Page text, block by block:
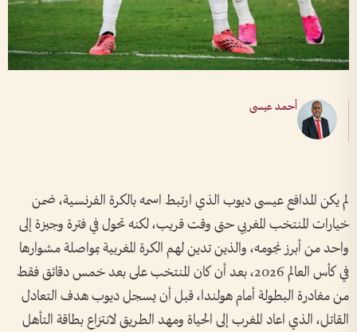
أحمد عيسى
لم يكن المدافع عيسى ديوب الذي ارتبط اسمه بالكرة الفرنسية، ضمن
خيارات المنتخب المغربي حتى وقت قريب، لكنه تحول في فترة وجيزة إلى
واحد من أبرز نجومه، والذين تدين لهم الكرة المغربية بمواصلة مشوارها
في كأس العالم 2026، بعد أن كان المنتخب على بعد خمس دقائق فقط
من مغادرة البطولة أمام هولندا، قبل أن يسجل ديوب هدف التعادل
القاتل، الذي اعاد المغرب إلى الحياة ومهد الطريق لانتزاع بطاقة التأهل